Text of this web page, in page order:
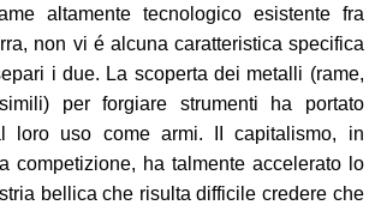
altamente tecnologico esistente fra
non vi é alcuna caratteristica specifica
i due. La scoperta dei metalli (rame,
per forgiare strumenti ha portato
loro uso come armi. II capitalismo, in
competizione, ha talmente accelerato lo
bellica che risulta difficile credere che